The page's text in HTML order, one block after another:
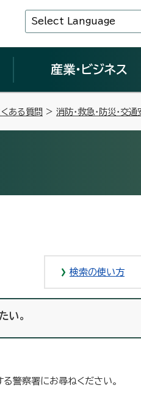
Select Language
産業・ビジネス
ある質問 > 消防・救急・防災・交通
検索の使い方
い。
警察署にお尋ねください。